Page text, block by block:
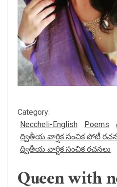
Category:
Neccheli-English
Poems
ద్వితీయ వార్షిక సంచిక పోటీ
ద్వితీయ వార్షిక సంచిక రచనలు